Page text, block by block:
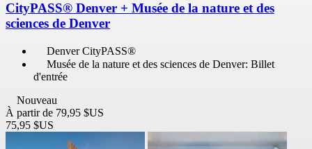
CityPASS® Denver + Musée de la nature et des
sciences de Denver
Denver CityPASS®
Musée de la nature et des sciences de Denver: Billet
d'entrée
Nouveau
À partir de 79,95 $US
75,95 $US